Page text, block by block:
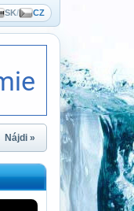
SK/ CZ
Nájdi »